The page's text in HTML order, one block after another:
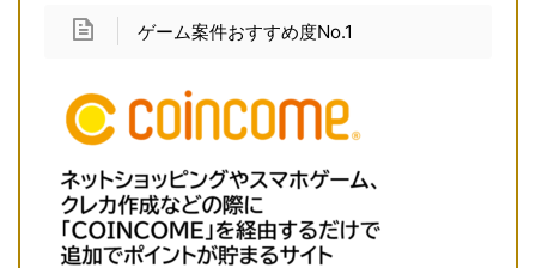
ゲーム案件おすすめ度No.1